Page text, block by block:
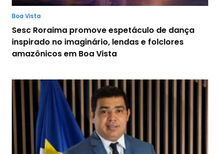
Boa Vista
Sesc Roraima promove espetáculo de dança
inspirado no imaginário, lendas e folclores
amazônicos em Boa Vista